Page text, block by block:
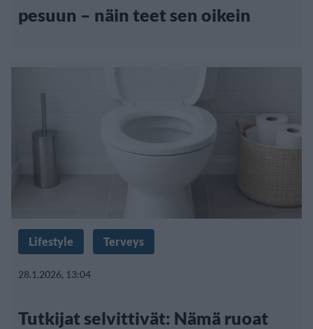
pesuun – näin teet sen oikein
Lifestyle Terveys
28.1.2026, 13:04
Tutkijat selvittivät: Nämä ruoat